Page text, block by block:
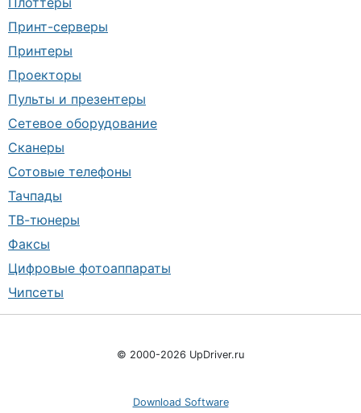
Принт-серверы
Принтеры
Проекторы
Пульты и презентеры
Сетевое оборудование
Сканеры
Сотовые телефоны
Тачпады
ТВ-тюнеры
Факсы
Цифровые фотоаппараты
Чипсеты
© 2000-2026 UpDriver.ru
Download Software